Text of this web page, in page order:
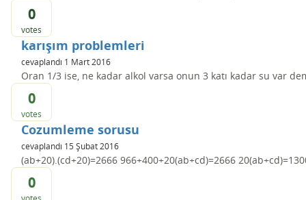
0
votes
karışım problemleri
cevaplandı 1 Mart 2016
Oran 1/3 ise, ne kadar alkol varsa onun 3 katı kadar su var
0
votes
Cozumleme sorusu
cevaplandı 15 Şubat 2016
(ab+20).(cd+20)=2666 966+400+20(ab+cd)=2666
0